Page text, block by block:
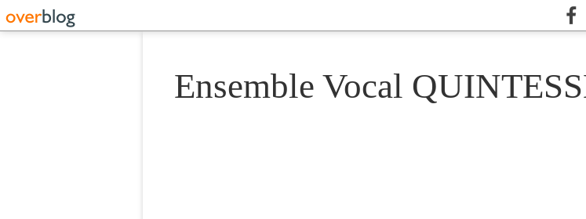
Ensemble Vocal